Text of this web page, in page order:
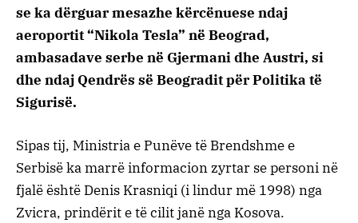
se ka dërguar mesazhe kërcënuese ndaj
aeroportit “Nikola Tesla” në Beograd,
ambasadave serbe në Gjermani dhe Austri, si
dhe ndaj Qendrës së Beogradit për Politika të
Sigurisë.
Sipas tij, Ministria e Punëve të Brendshme e
Serbisë ka marrë informacion zyrtar se personi në
fjalë është Denis Krasniqi (i lindur më 1998) nga
Zvicra, prindërit e të cilit janë nga Kosova.